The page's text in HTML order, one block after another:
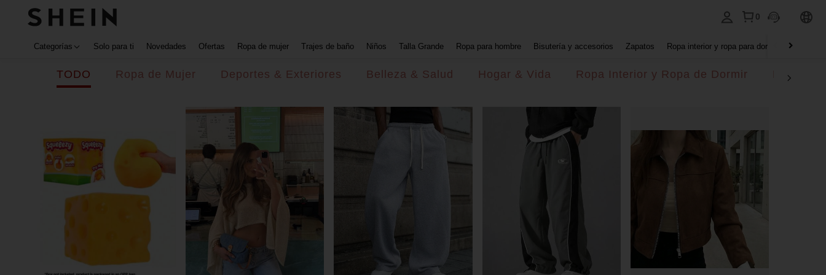
0
Categorías Solo para ti Novedades Ofertas Ropa de mujer Trajes de baño Niños Talla Grande Ropa para hombre Bisutería y accesorios Zapatos Ropa interior y ropa para dormir Hogar y
TODO Ropa de Mujer Deportes & Exteriores Belleza & Salud Hogar & Vida Ropa Interior y Ropa de Dormir Hombres